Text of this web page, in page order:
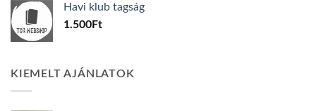
600Ft.100Ft.
Havi klub tagság
1.500Ft
KIEMELT AJÁNLATOK